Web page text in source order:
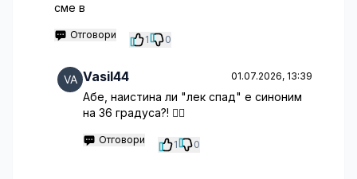
сме в
Отговори 1 0
Vasil44 01.07.2026, 13:39
Абе, наистина ли "лек спад" е синоним
на 36 градуса?! 🤦‍♂️
Отговори 1 0